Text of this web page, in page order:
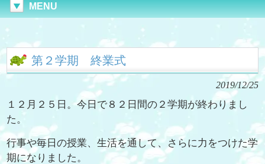
MENU
第２学期 終業式
2019/12/25
１２月２５日。今日で８２日間の２学期が終わりまし
た。
行事や毎日の授業、生活を通して、さらに力をつけた学
期になりました。